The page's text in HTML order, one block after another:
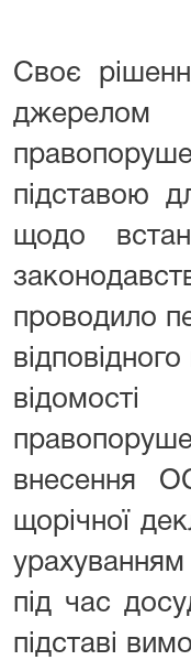
Своє
підставою
щодо
проводило
внесення
щорічної
урахуванням
під час
підставі